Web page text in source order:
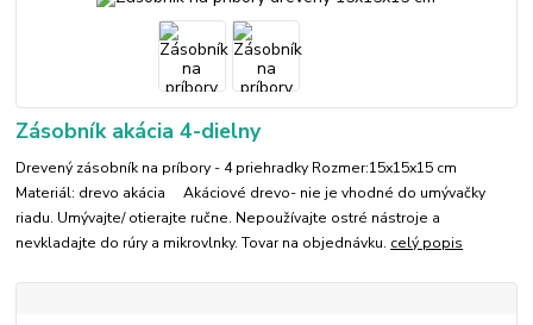
Zásobník akácia 4-dielny
Drevený zásobník na príbory - 4 priehradky Rozmer:15x15x15 cm
Materiál: drevo akácia Akáciové drevo- nie je vhodné do umývačky
riadu. Umývajte/ otierajte ručne. Nepoužívajte ostré nástroje a
nevkladajte do rúry a mikrovlnky. Tovar na objednávku. celý popis